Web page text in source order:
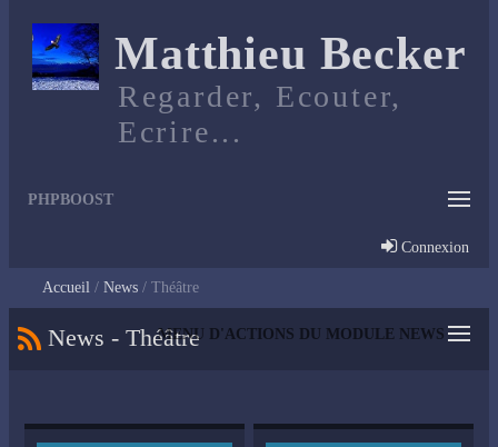
Matthieu Becker
Regarder, Ecouter,
Ecrire...
PHPBOOST
Connexion
Accueil News Théâtre
MENU D'ACTIONS DU MODULE NEWS
News - Théâtre